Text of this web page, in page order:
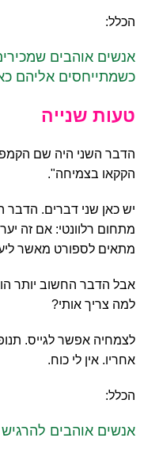
הכלל:
אנשים אוהבים
כשמתייחסים אליהם
טעות שנייה
הדבר השני היה שם
הקקאו בצמיחה".
יש כאן שני דברים.
מתחום רלוונטי: אם זה
מתאים לספורט מאשר
אבל הדבר החשוב יותר
למה צריך אותי?
לצמחיה אפשר לגייס.
אחריו. אין לי כוח.
הכלל:
אנשים אוהבים להרגיש